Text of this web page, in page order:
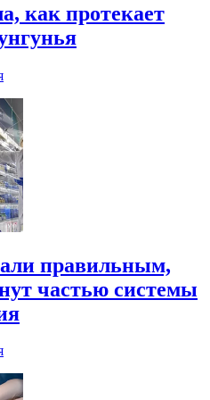
как протекает
правильным,
частью системы